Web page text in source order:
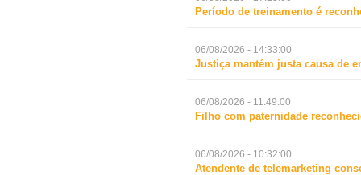
Período de treinamento é
06/08/2026 - 14:33:00
Justiça mantém justa causa de
06/08/2026 - 11:49:00
Filho com paternidade
06/08/2026 - 10:32:00
Atendente de telemarketing